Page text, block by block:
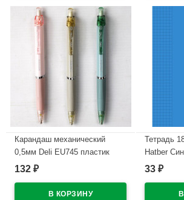
Карандаш механический
0,5мм Deli EU745 пластик
арт.1656466
132 ₽
Тетрадь
Hatber
обложка
33 ₽